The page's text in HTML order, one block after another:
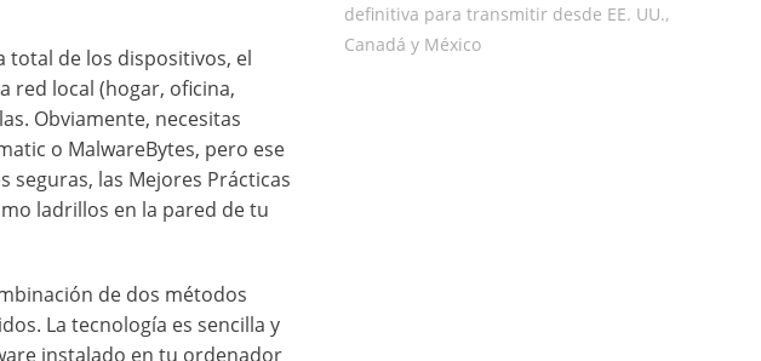
total de los dispositivos, el
red local (hogar, oficina,
Obviamente, necesitas
o MalwareBytes, pero ese
seguras, las Mejores Prácticas
ladrillos en la pared de tu
de dos métodos
La tecnología es sencilla y
instalado en tu ordenador
definitiva para transmitir desde EE. UU.,
Canadá y México